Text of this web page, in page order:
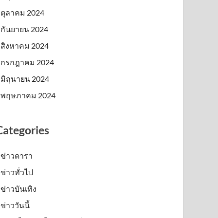
ตุลาคม 2024
กันยายน 2024
สิงหาคม 2024
กรกฎาคม 2024
มิถุนายน 2024
พฤษภาคม 2024
ข่าวดารา
ข่าวทั่วไป
ข่าวบันเทิง
ข่าววันนี้